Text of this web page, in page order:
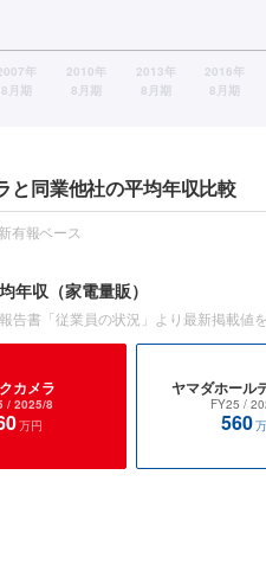
と同業他社の平均年収比較
有報ベース
年収 （家電量販）
告書「従業員の状況」より最新掲載値
カメラ
/ 2025/8
万円
ヤマダホール
FY25 /
560